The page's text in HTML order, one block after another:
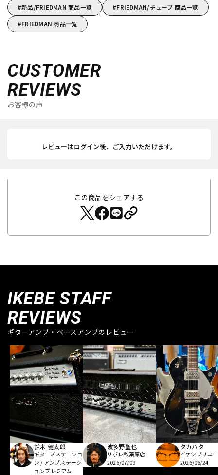
新品/FRIEDMAN 商品一覧
FRIEDMAN/チューブ 商品一覧
FRIEDMAN 商品一覧
CUSTOMER
REVIEWS
お客様の声
レビューはログイン後、ご入力いただけます。
この商品をシェアする
IKEBE STAFF
REVIEWS
ギターアンプ・ベースアンプのレビュー
鈴木 健太郎
ギターズステーショ
ン / アンプステーシ
ョンプレミアム
波多野聖也
リボレ秋葉原店
2026/07/09
タカハタ
イケシブリユ
2026/06/24